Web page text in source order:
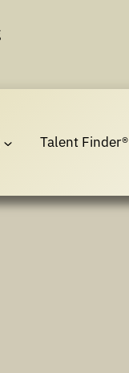
Talent Finder®